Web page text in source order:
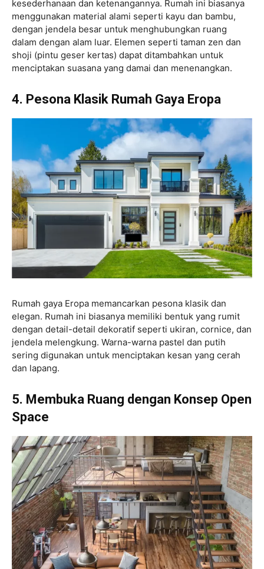
kesederhanaan dan ketenangannya. Rumah ini biasanya
menggunakan material alami seperti kayu dan bambu,
dengan jendela besar untuk menghubungkan ruang
dalam dengan alam luar. Elemen seperti taman zen dan
shoji (pintu geser kertas) dapat ditambahkan untuk
menciptakan suasana yang damai dan menenangkan.
4. Pesona Klasik Rumah Gaya Eropa
Rumah gaya Eropa memancarkan pesona klasik dan
elegan. Rumah ini biasanya memiliki bentuk yang rumit
dengan detail-detail dekoratif seperti ukiran, cornice, dan
jendela melengkung. Warna-warna pastel dan putih
sering digunakan untuk menciptakan kesan yang cerah
dan lapang.
5. Membuka Ruang dengan Konsep Open
Space